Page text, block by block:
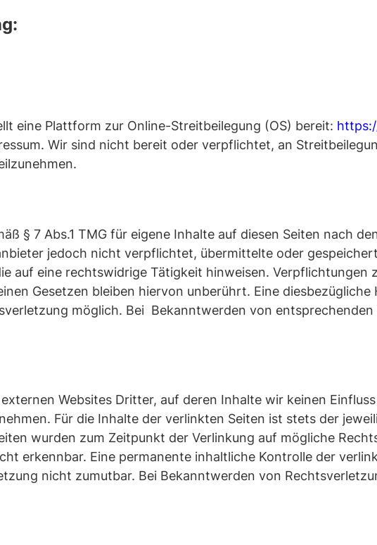
eine Plattform zur Online-Streitbeilegung (OS) bereit:
Wir sind nicht bereit oder verpflichtet, an
§ 7 Abs.1 TMG für eigene Inhalte auf diesen Seiten nach
jedoch nicht verpflichtet, übermittelte oder
auf eine rechtswidrige Tätigkeit hinweisen.
Gesetzen bleiben hiervon unberührt. Eine
möglich. Bei Bekanntwerden von
Websites Dritter, auf deren Inhalte wir keinen
Für die Inhalte der verlinkten Seiten ist stets der
wurden zum Zeitpunkt der Verlinkung auf mögliche
erkennbar. Eine permanente inhaltliche Kontrolle der
nicht zumutbar. Bei Bekanntwerden von